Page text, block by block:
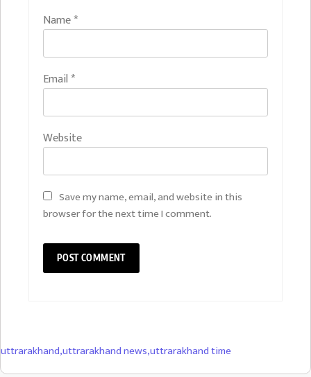
Name*
Email *
Website
Save my name, email, and website in this
browser for the next time I comment.
uttrarakhand,uttrarakhand news,uttrarakhand time